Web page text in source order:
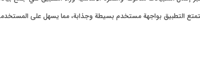
التطبيق بواجهة مستخدم بسيطة وجذابة، مما يسهل على